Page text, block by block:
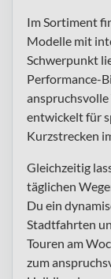
Im Sortiment
Modelle mit
Schwerpunkt
Performance-
entwickelt für
Kurzstrecken
Gleichzeitig
täglichen
Du ein
Stadtfahrten
Touren am
zum